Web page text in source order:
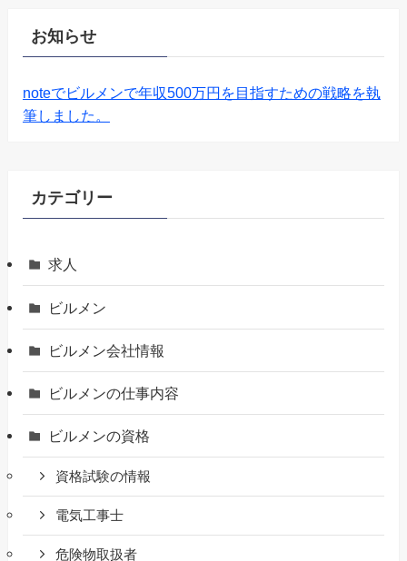
お知らせ
noteでビルメンで年収500万円を目指すための戦略を執
筆しました。
カテゴリー
求人
ビルメン
ビルメン会社情報
ビルメンの仕事内容
ビルメンの資格
資格試験の情報
電気工事士
危険物取扱者